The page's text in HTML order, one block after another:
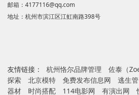
邮箱：4177116@qq.com
地址：杭州市滨江区江虹南路398号
友情链接： 杭州恪尔品牌管理 佐泰（
探索
北京模特 免费发布信息网 逃生管
器材
时尚搭配 114电影网 有演出网